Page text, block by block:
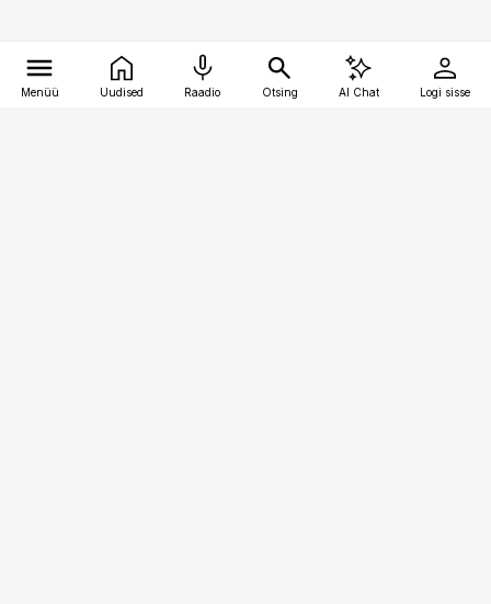
Menüü Uudised Raadio Otsing AI Chat Logi sisse